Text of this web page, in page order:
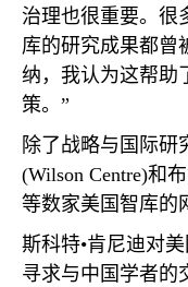
治理也很重要。很
库的研究成果都曾
纳，我认为这帮助
策。”
除了战略与国际研
(Wilson Centre)和
等数家美国智库的
斯科特•肯尼迪对美
寻求与中国学者的